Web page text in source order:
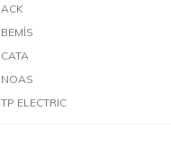
ACK
BEMİS
CATA
NOAS
TP ELECTRIC